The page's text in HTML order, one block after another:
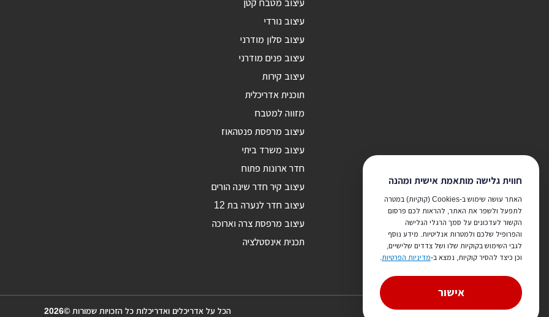
חווית גלישה מותאמת אישית ומהנה
האתר עושה שימוש ב-Cookies (קוקיות) במטרה
לתפעל ולשפר את האתר, להראות לכם פרסום
הקשור לעדכונים על סמך הרגלי הגלישה
והפרופיל שלכם ולמטרות אנליטיות. מידע נוסף
לגבי השימוש בקוקיות שלו ושל צדדים שלישיים,
וכן כיצד להסיר קוקיות, נמצא ב-מדיניות הפרטיות.
אישור
עיצוב מטבח קטן
עיצוב נורדי
עיצוב סלון מודרני
עיצוב פנים מודרני
עיצוב קירות
תוכנית אדריכלית
מזווה למטבח
עיצוב מרפסת פנטהאוז
עיצוב משרד ביתי
חדר ארונות פתוח
עיצוב קיר חדר שינה הורים
עיצוב חדר לנערה בת 12
עיצוב מרפסת צרה וארוכה
תכנית אינסטלציה
הכל על אדריכלים ואדריכלות כל הזכויות שמורות ©2026